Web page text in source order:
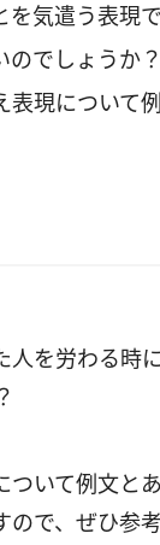
を気遣う表現
のでしょう
表現について
人を労わる時
いて例文と
で、ぜひ参